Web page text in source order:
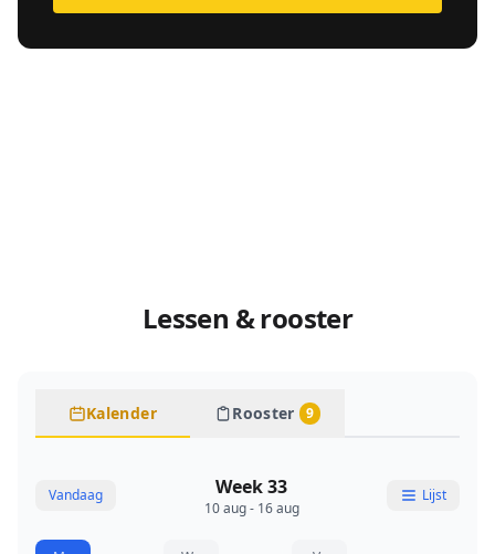
Lessen & rooster
Kalender Rooster 9
Vandaag Week 33
10 aug - 16 aug
Lijst